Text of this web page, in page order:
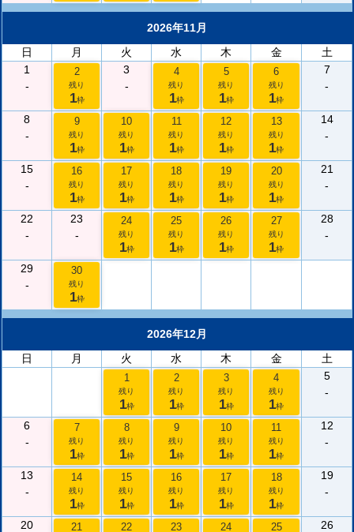
2026年11月
日
月 火 水 木 金
土
1
-
2
残り
1枠
3
-
4
残り
1枠
5
残り
1枠
6
残り
1枠
7
-
8
-
9
残り
1枠
10
残り
1枠
11
残り
1枠
12
残り
1枠
13
残り
1枠
14
-
15
-
16
残り
1枠
17
残り
1枠
18
残り
1枠
19
残り
1枠
20
残り
1枠
21
-
22
-
23
-
24
残り
1枠
25
残り
1枠
26
残り
1枠
27
残り
1枠
28
-
29
-
30
残り
1枠
2026年12月
日
月 火 水 木 金 土
1
残り
1枠
2
残り
1枠
3
残り
1枠
4
残り
1枠
5
-
6
-
7
残り
1枠
8
残り
1枠
9
残り
1枠
10
残り
1枠
11
残り
1枠
12
-
13
-
14
残り
1枠
15
残り
1枠
16
残り
1枠
17
残り
1枠
18
残り
1枠
19
-
20 21 22 23 24 25 26